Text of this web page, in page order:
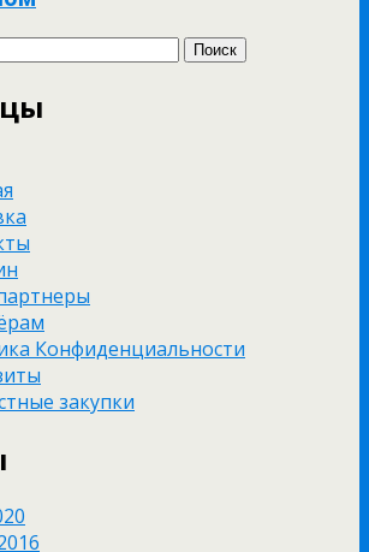
Конфиденциальности
закупки